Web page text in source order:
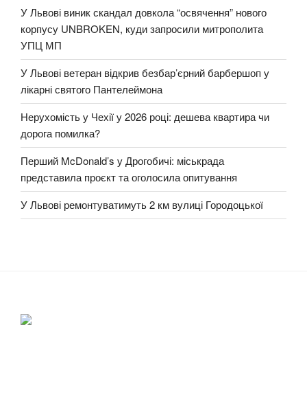
У Львові виник скандал довкола “освячення” нового
корпусу UNBROKEN, куди запросили митрополита
УПЦ МП
У Львові ветеран відкрив безбар’єрний барбершоп у
лікарні святого Пантелеймона
Нерухомість у Чехії у 2026 році: дешева квартира чи
дорога помилка?
Перший McDonald’s у Дрогобичі: міськрада
представила проєкт та оголосила опитування
У Львові ремонтуватимуть 2 км вулиці Городоцької